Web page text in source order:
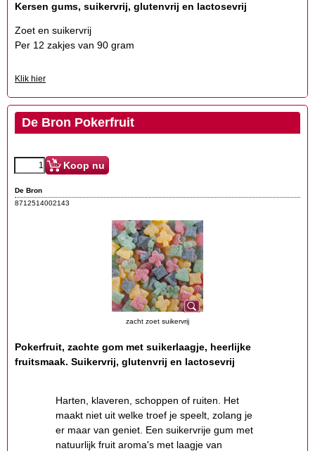
Kersen gums, suikervrij, glutenvrij en lactosevrij
Zoet en suikervrij
Per 12 zakjes van 90 gram
Klik hier
De Bron Pokerfruit
Koop nu
De Bron
8712514002143
zacht zoet suikervrij
Pokerfruit, zachte gom met suikerlaagje, heerlijke
fruitsmaak. Suikervrij, glutenvrij en lactosevrij
Harten, klaveren, schoppen of ruiten. Het
maakt niet uit welke troef je speelt, zolang je
er maar van geniet. Een suikervrije gum met
natuurlijk fruit aroma's met laagje van